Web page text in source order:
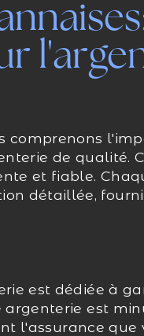
comprenons
de qualité.
et fiable.
détaillée,
est dédiée à
est
l'assurance